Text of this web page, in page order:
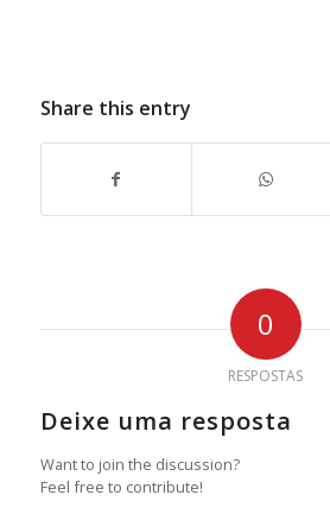
Share this entry
0
RESPOSTAS
Deixe uma resposta
Want to join the discussion?
Feel free to contribute!